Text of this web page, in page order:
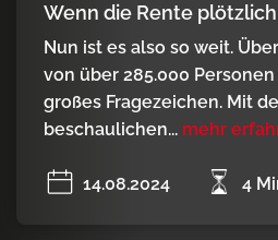
Wenn die Rente
Nun ist es also so weit.
von über 285.000
großes Fragezeichen. Mit
beschaulichen... mehr
14.08.2024 4